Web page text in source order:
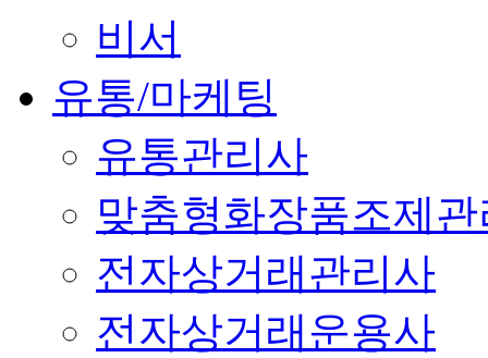
비서
유통/마케팅
유통관리사
맞춤형화장품조제
전자상거래관리사
전자상거래운용사